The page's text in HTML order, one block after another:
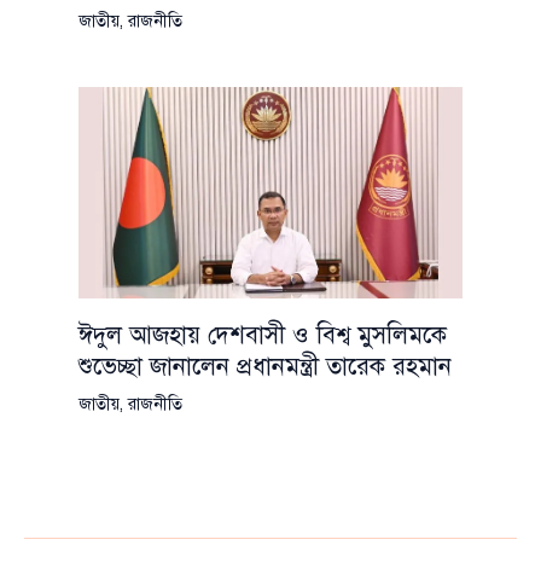
জাতীয়,রাজনীতি
ঈদুল আজহায় দেশবাসী ও বিশ্ব মুসলিমকে
শুভেচ্ছা জানালেন প্রধানমন্ত্রী তারেক রহমান
জাতীয়,রাজনীতি